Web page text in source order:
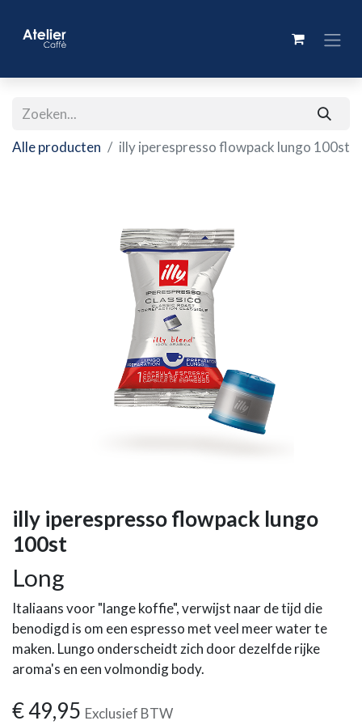
Alle producten illy iperespresso flowpack lungo 100st
illy iperespresso flowpack lungo
100st
Long
Italiaans voor "lange koffie", verwijst naar de tijd die
benodigd is om een espresso met veel meer water te
maken. Lungo onderscheidt zich door dezelfde rijke
aroma's en een volmondig body.
€49,95 Exclusief BTW